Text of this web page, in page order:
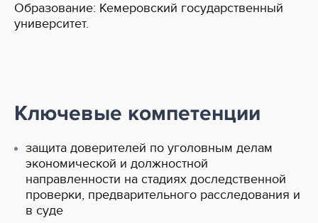
Образование: Кемеровский государственный
университет.
Ключевые компетенции
защита доверителей по уголовным делам
экономической и должностной
направленности на стадиях доследственной
проверки, предварительного расследования и
в суде